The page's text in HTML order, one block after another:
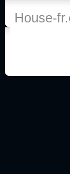
Salut tout
House-